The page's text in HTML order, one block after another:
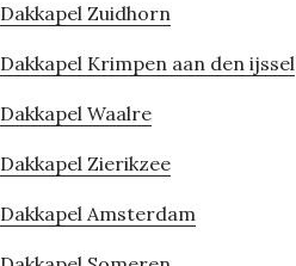
Dakkapel Zuidhorn
Dakkapel Krimpen aan den ijssel
Dakkapel Waalre
Dakkapel Zierikzee
Dakkapel Amsterdam